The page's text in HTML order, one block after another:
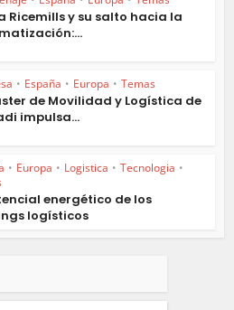
Ricemills y su salto hacia la
• España • Europa • Temas
de Movilidad y Logística de
impulsa...
• Europa • Logistica • Tecnologia •
energético de los
logísticos